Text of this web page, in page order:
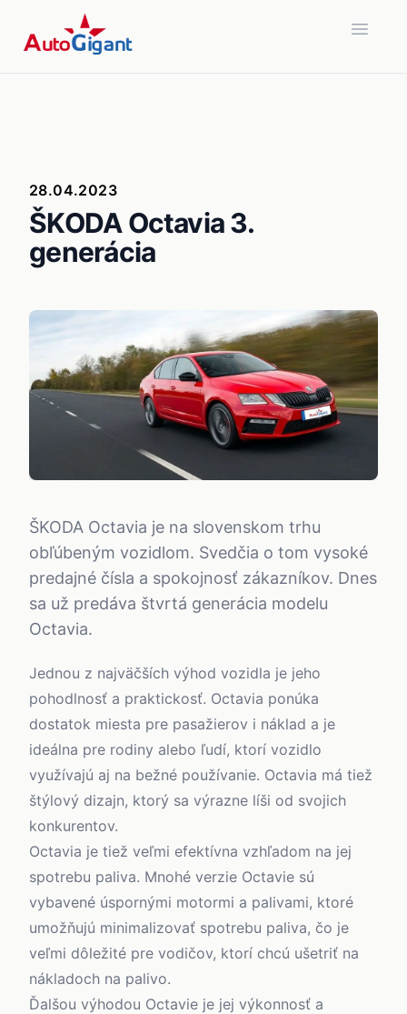
Open
28.04.2023
ŠKODA Octavia 3.
generácia
ŠKODA Octavia je na slovenskom trhu
obľúbeným vozidlom. Svedčia o tom vysoké
predajné čísla a spokojnosť zákazníkov. Dnes
sa už predáva štvrtá generácia modelu
Octavia.
Jednou z najväčších výhod vozidla je jeho
pohodlnosť a praktickosť. Octavia ponúka
dostatok miesta pre pasažierov i náklad a je
ideálna pre rodiny alebo ľudí, ktorí vozidlo
využívajú aj na bežné používanie. Octavia má tiež
štýlový dizajn, ktorý sa výrazne líši od svojich
konkurentov.
Octavia je tiež veľmi efektívna vzhľadom na jej
spotrebu paliva. Mnohé verzie Octavie sú
vybavené úspornými motormi a palivami, ktoré
umožňujú minimalizovať spotrebu paliva, čo je
veľmi dôležité pre vodičov, ktorí chcú ušetriť na
nákladoch na palivo.
Ďalšou výhodou Octavie je jej výkonnosť a